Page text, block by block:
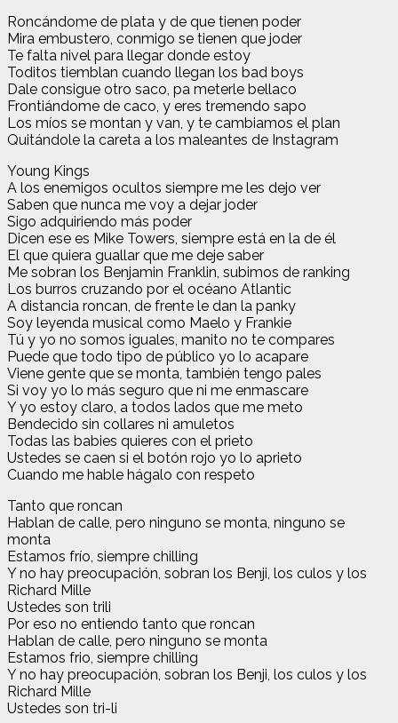
Roncándome de plata y de que tienen poder
Mira embustero, conmigo se tienen que joder
Te falta nivel para llegar donde estoy
Toditos tiemblan cuando llegan los bad boys
Dale consigue otro saco, pa meterle bellaco
Frontiándome de caco, y eres tremendo sapo
Los míos se montan y van, y te cambiamos el plan
Quitándole la careta a los maleantes de Instagram
Young Kings
A los enemigos ocultos siempre me les dejo ver
Saben que nunca me voy a dejar joder
Sigo adquiriendo más poder
Dicen ese es Mike Towers, siempre está en la de él
El que quiera guallar que me deje saber
Me sobran los Benjamin Franklin, subimos de ranking
Los burros cruzando por el océano Atlantic
A distancia roncan, de frente le dan la panky
Soy leyenda musical como Maelo y Frankie
Tú y yo no somos iguales, manito no te compares
Puede que todo tipo de público yo lo acapare
Viene gente que se monta, también tengo pales
Si voy yo lo más seguro que ni me enmascare
Y yo estoy claro, a todos lados que me meto
Bendecido sin collares ni amuletos
Todas las babies quieres con el prieto
Ustedes se caen si el botón rojo yo lo aprieto
Cuando me hable hágalo con respeto
Tanto que roncan
Hablan de calle, pero ninguno se monta, ninguno se
monta
Estamos frío, siempre chilling
Y no hay preocupación, sobran los Benji, los culos y los
Richard Mille
Ustedes son trili
Por eso no entiendo tanto que roncan
Hablan de calle, pero ninguno se monta
Estamos frio, siempre chilling
Y no hay preocupación, sobran los Benji, los culos y los
Richard Mille
Ustedes son tri-li